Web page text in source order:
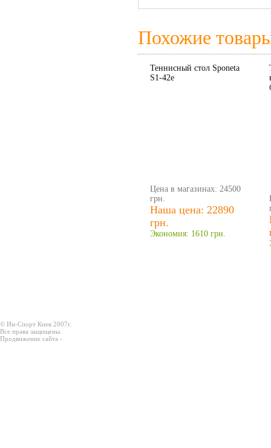
Похожие
Теннисный стол Sponeta
S1-42е
Цена в магазинах: 24500
грн.
Наша цена: 22890
грн.
Экономия: 1610 грн.
© Ин-Спорт Киев 2007г.
Все права защищены.
Продвижение сайта -